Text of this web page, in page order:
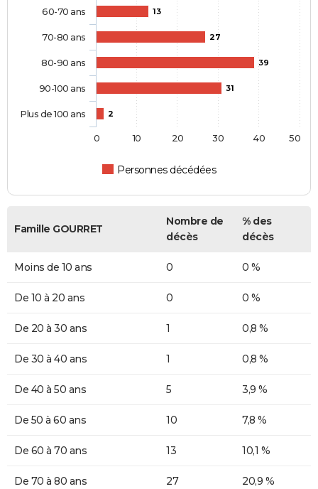
13
27
39
31
2
Personnes décédées
60-70 ans
70-80 ans
80-90 ans
90-100 ans
Plus de 100 ans
0 10 20 30 40 50
Famille GOURRET
Nombre de
décès
% des
décès
Moins de 10 ans 0 0 %
De 10 à 20 ans 0 0 %
De 20 à 30 ans 1 0,8 %
De 30 à 40 ans 1 0,8 %
De 40 à 50 ans 5 3,9 %
De 50 à 60 ans 10 7,8 %
De 60 à 70 ans 13 10,1 %
De 70 à 80 ans 27 20,9 %